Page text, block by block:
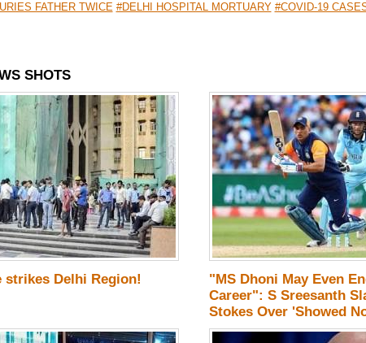
FATHER TWICE #DELHI HOSPITAL MORTUARY #COVID-19
SHOTS
strikes Delhi Region!
"MS Dhoni May Even
Career": S Sreesanth
Stokes Over 'Showed
Remark